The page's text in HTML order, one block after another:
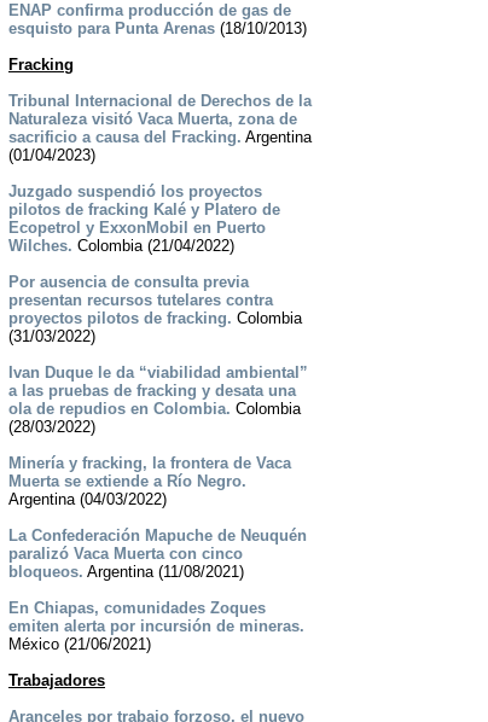
ENAP confirma producción de gas de
esquisto para Punta Arenas(18/10/2013)
Fracking
Tribunal Internacional de Derechos de la
Naturaleza visitó Vaca Muerta, zona de
sacrificio a causa del Fracking. Argentina
(01/04/2023)
Juzgado suspendió los proyectos
pilotos de fracking Kalé y Platero de
Ecopetrol y ExxonMobil en Puerto
Wilches. Colombia (21/04/2022)
Por ausencia de consulta previa
presentan recursos tutelares contra
proyectos pilotos de fracking. Colombia
(31/03/2022)
Ivan Duque le da “viabilidad ambiental”
a las pruebas de fracking y desata una
ola de repudios en Colombia. Colombia
(28/03/2022)
Minería y fracking, la frontera de Vaca
Muerta se extiende a Río Negro.
Argentina (04/03/2022)
La Confederación Mapuche de Neuquén
paralizó Vaca Muerta con cinco
bloqueos. Argentina (11/08/2021)
En Chiapas, comunidades Zoques
emiten alerta por incursión de mineras.
México (21/06/2021)
Trabajadores
Aranceles por trabajo forzoso, el nuevo